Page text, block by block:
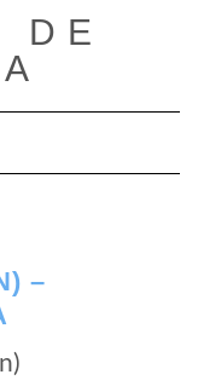
DE
de navegación
–